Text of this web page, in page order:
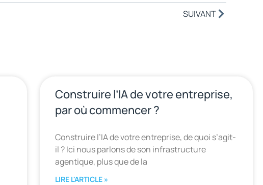
SUIVANT
Construire l’IA de votre entreprise,
par où commencer ?
Construire l’IA de votre entreprise, de quoi s’agit-
il ? Ici nous parlons de son infrastructure
agentique, plus que de la
LIRE L'ARTICLE »